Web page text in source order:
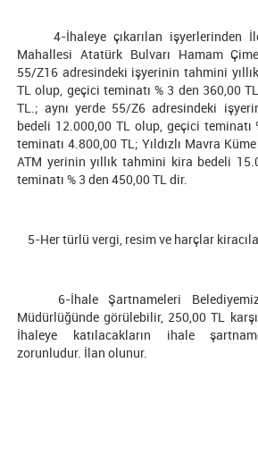
4-İhaleye çıkarılan işyerlerinden
Mahallesi Atatürk Bulvarı Hamam
55/Z16 adresindeki işyerinin tahmini
TL olup, geçici teminatı % 3 den 360,00
TL.; aynı yerde 55/Z6 adresindeki
bedeli 12.000,00 TL olup, geçici teminatı
teminatı 4.800,00 TL; Yıldızlı Mavra
ATM yerinin yıllık tahmini kira bedeli
teminatı % 3 den 450,00 TL dir.
5-Her türlü vergi, resim ve harçlar
6-İhale Şartnameleri
Müdürlüğünde görülebilir, 250,00 TL
İhaleye katılacakların ihale
zorunludur. İlan olunur.